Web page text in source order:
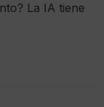
La IA tiene